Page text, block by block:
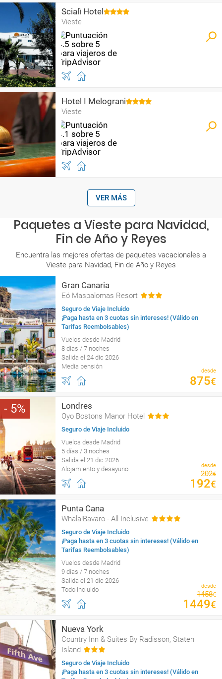
Scialì Hotel
Vieste
Hotel I Melograni
Vieste
VER MÁS
Paquetes a Vieste para Navidad,
Fin de Año y Reyes
Encuentra las mejores ofertas de paquetes vacacionales a
Vieste para Navidad, Fin de Año y Reyes
Gran Canaria
Eó Maspalomas Resort
Seguro de Viaje Incluido
¡Paga hasta en 3 cuotas sin intereses! (Válido en
Tarifas Reembolsables)
Vuelos desde Madrid
8 días / 7 noches
Salida el 24 dic 2026
Media pensión
desde
875€
5 Londres
Oyo Bostons Manor Hotel
Seguro de Viaje Incluido
Vuelos desde Madrid
5 días / 3 noches
Salida el 21 dic 2026
Alojamiento y desayuno
desde
202€
192€
Punta Cana
Whala!Bavaro - All Inclusive
Seguro de Viaje Incluido
¡Paga hasta en 3 cuotas sin intereses! (Válido en
Tarifas Reembolsables)
Vuelos desde Madrid
9 días / 7 noches
Salida el 21 dic 2026
Todo incluido
desde
1458€
1449€
Nueva York
Country Inn & Suites By Radisson, Staten
Island
Seguro de Viaje Incluido
¡Paga hasta en 3 cuotas sin intereses! (Válido en